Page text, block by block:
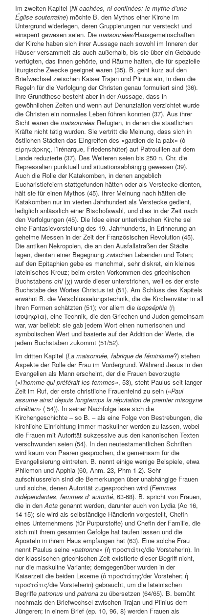
Im zweiten Kapitel (Ni cachées, ni confinées: le mythe d’une
Église souterraine) möchte B. den Mythos einer Kirche im
Untergrund widerlegen, deren Gruppierungen nur versteckt und
einsperrt gewesen seien. Die maisonnées/Hausgemeinschaften
der Kirche haben sich ihrer Aussage nach sowohl im Inneren der
Häuser versammelt als auch außerhalb, bis sie über ein Gebäude
verfügten, das ihnen gehörte, und Räume hatten, die für spezielle
liturgische Zwecke geeignet waren (35). B. geht kurz auf den
Briefwechsel zwischen Kaiser Trajan und Plinius ein, in dem die
Regeln für die Verfolgung der Christen genau formuliert sind (36).
Ihre Grundthese besteht aber in der Aussage, dass in
gewöhnlichen Zeiten und wenn auf Denunziation verzichtet wurde
die Christen ein normales Leben führen konnten (37). Aus ihrer
Sicht waren die maisonnées Refugien, in denen die staatlichen
Kräfte nicht tätig wurden. Sie vertritt die Meinung, dass sich in
östlichen Städten das Eingreifen des «gardien de la paix» (ὁ
εἰρηνάρκης, l’irénarque, Friedenshüter) auf Patrouillen auf dem
Lande reduzierte (37). Des Weiteren seien bis 250 n. Chr. die
Repressalien punktuell und situationsabhängig gewesen (39).
Auch die Rolle der Katakomben, in denen angeblich
Eucharistiefeiern stattgefunden hätten oder als Verstecke dienten,
hält sie für einen Mythos (45). Ihrer Meinung nach hätten die
Katakomben nur im vierten Jahrhundert als Verstecke gedient,
lediglich anlässlich einer Bischofswahl, und dies in der Zeit nach
den Verfolgungen (45). Die Idee einer unterirdischen Kirche sei
eine Fantasievorstellung des 19. Jahrhunderts, in Erinnerung an
geheime Messen in der Zeit der Französischen Revolution (45).
Die antiken Nekropolen, die an den Ausfallstraßen der Städte
lagen, dienten einer Begegnung zwischen Lebenden und Toten;
auf den Epitaphien gebe es manchmal, sehr diskret, ein kleines
lateinisches Kreuz; beim ersten Vorkommen des griechischen
Buchstabens chi (χ) wurde dieser unterstrichen, weil es der erste
Buchstabe des Wortes Christus ist (51). Am Schluss des Kapitels
erwähnt B. die Verschlüsselungstechnik, die die Kirchenväter in all
ihren Formen schätzten (51); vor allem die isopséphie (ἡ
ἰσοψηφία), eine Technik, die den Griechen und Juden gemeinsam
war, war beliebt: sie gab jedem Wort einen numerischen und
symbolischen Wert und basierte auf der Addition der Werte, die
jedem Buchstaben zukommt (51/52).
Im dritten Kapitel (La maisonnée, fabrique de féminisme?) stehen
Aspekte der Rolle der Frau im Vordergrund. Während Jesus in den
Evangelien als Mann erscheint, der die Frauen bevorzugte
(«l’homme qui préférait les femmes», 53), steht Paulus seit langer
Zeit im Ruf, der erste christliche Frauenfeind zu sein («Paul
assume ainsi depuis longtemps la réputation de premier misogyne
chrétien» ( 54)). In seiner Nachfolge lese sich die
Kirchengeschichte – so B. – als eine Folge von Bestrebungen, die
kirchliche Einrichtung immer maskuliner werden zu lassen, wobei
die Frauen mit Autorität sukzessive aus den kanonischen Texten
verschwunden seien (54). In den neutestamentlichen Schriften
wird kaum von Paaren gesprochen, die gemeinsam für die
Evangelisierung eintreten. B. nennt einige wenige Beispiele, etwa
Philemon und Apphia (60, Anm. 23, Phm 1-2). Sehr
aufschlussreich sind die Bemerkungen über unabhängige Frauen
und solche, denen Autorität zugesprochen wird (Femmes
indépendantes, femmes d‘ autorité, 63-68). B. spricht von Frauen,
die in den Acta genannt werden, darunter auch von Lydia (Ac 16,
14-15); sie wird als selbständige Händlerin vorgestellt, Chefin
eines Unternehmens (für Purpurstoffe) und Chefin der Familie, die
sich mit ihrem gesamten Gefolge hat taufen lassen und die
Aposteln in ihrem Haus empfangen hat (63). Eine solche Frau
nennt Paulus seine «patronne» (ἡ προστάτις/die Vorsteherin). In
der klassischen griechischen Zeit existierte dieser Begriff nicht,
nur die maskuline Variante; demgegenüber wurden in der
Kaiserzeit die beiden Lexeme (ὁ προστάτης/der Vorsteher; ἡ
προστάτις/die Vorsteherin) gebraucht, um die lateinischen
Begriffe patronus und patrona zu übersetzen (64/65). B. bemüht
nochmals den Briefwechsel zwischen Trajan und Plinius dem
Jüngeren; in einem Brief (ep. 10, 96, 8) werden Frauen als